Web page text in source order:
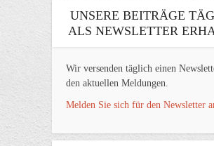
UNSERE BEITRÄGE
ALS NEWSLETTER
Wir versenden täglich einen
den aktuellen Meldungen.
Melden Sie sich für den Newsletter